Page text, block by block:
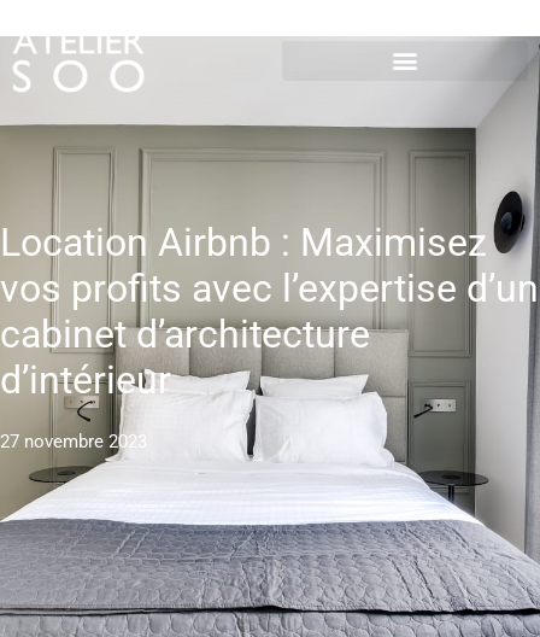
Location Airbnb : Maximisez
vos profits avec l’expertise d’un
cabinet d’architecture
d’intérieur
27 novembre 2023